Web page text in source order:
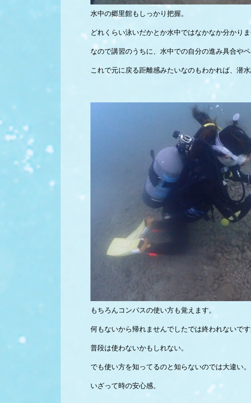
水中の郷里館もしっかり把握。
どれくらい泳いだかとか水中ではなかなか分かりま
なので講習のうちに、水中での自分の進み具合や
これで元に戻る距離感みたいなのもわかれば、潜
もちろんコンパスの使い方も覚えます。
何もないから帰れませんでしたでは終われないです
普段は使わないかもしれない。
でも使い方を知ってるのと知らないのでは大違い。
いざって時の安心感。